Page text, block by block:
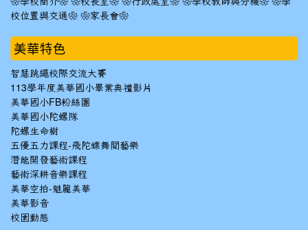
校位置與交通❀ ❀家長會❀
美華特色
智慧跳繩校際交流大賽
113學年度美華國小畢業典禮影片
美華國小FB粉絲團
美華國小陀螺隊
陀螺生命樹
五優五力課程-飛陀蝶舞閱藝樂
潛能開發藝術課程
藝術深耕音樂課程
美華空拍-魅麗美華
美華影音
校園動態